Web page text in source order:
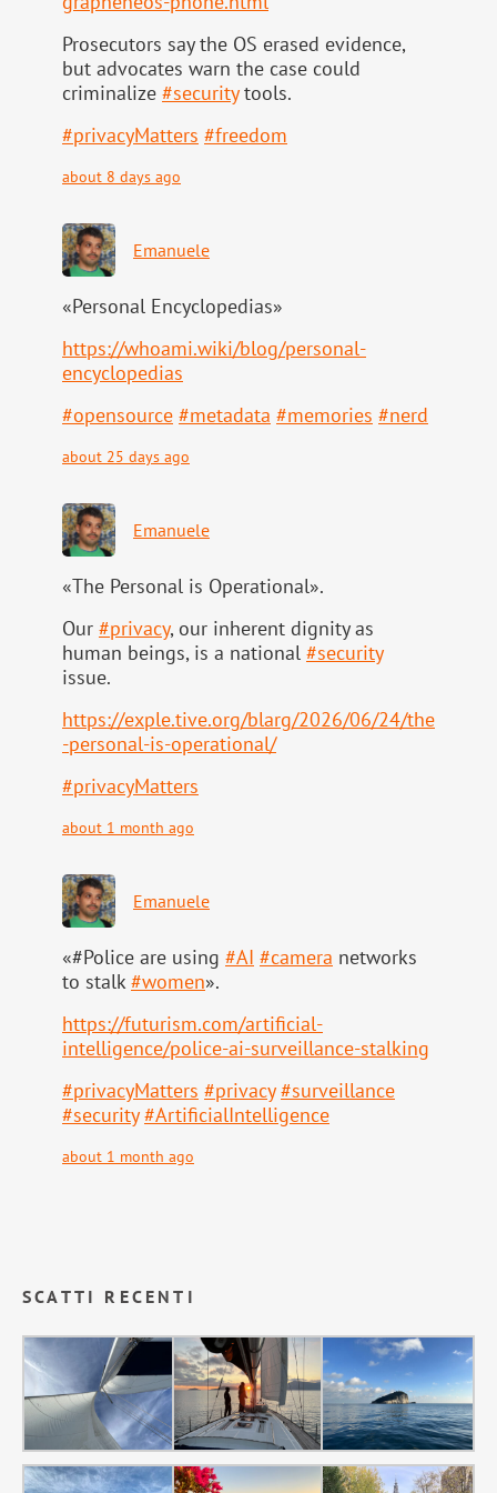
Prosecutors say the OS erased evidence,
but advocates warn the case could
criminalize #securitytools.
#privacyMatters #freedom
about 8 days ago
Emanuele
«Personal Encyclopedias»
https://whoami.wiki/blog/personal-
encyclopedias
#opensource #metadata #memories #nerd
about 25 days ago
Emanuele
«The Personal is Operational».
Our #privacy, our inherent dignity as
human beings, is a national #security
issue.
https://exple.tive.org/blarg/2026/06/24/the
-personal-is-operational/
#privacyMatters
about 1 month ago
Emanuele
«#Police are using #AI #camera networks
to stalk#women».
https://futurism.com/artificial-
intelligence/police-ai-surveillance-stalking
#privacyMatters #privacy #surveillance
#security #ArtificialIntelligence
about 1 month ago
SCATTI RECENTI